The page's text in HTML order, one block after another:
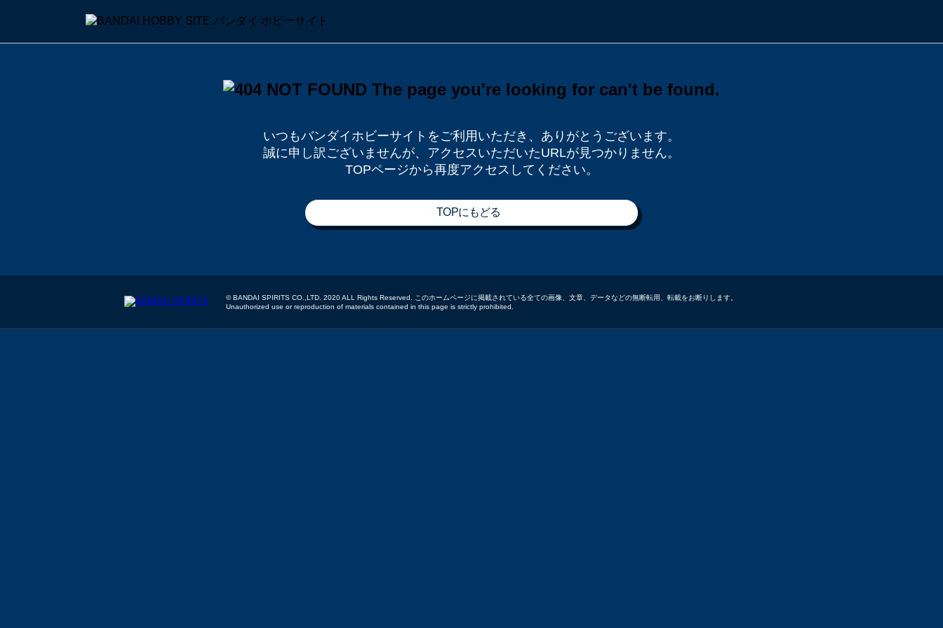
いつもバンダイホビーサイトをご利用いただき、 ありがとうございます。
誠に申し訳ございませんが、 アクセスいただいたURLが見つかりません。
TOPページから再度アクセスしてください。
TOPにもどる
© BANDAI SPIRITS CO.,LTD. 2020 ALL Rights Reserved. このホームページに掲載されている全ての画像、文章、データなどの無断転用、転載をお断りします。
Unauthorized use or reproduction of materials contained in this page is strictly prohibited.